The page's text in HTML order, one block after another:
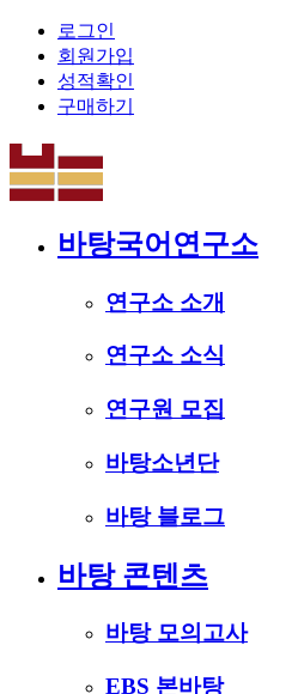
로그인
회원가입
성적확인
구매하기
바탕국어연구소
연구소 소개
연구소 소식
연구원 모집
바탕소년단
바탕 블로그
바탕 콘텐츠
바탕 모의고사
EBS 본바탕